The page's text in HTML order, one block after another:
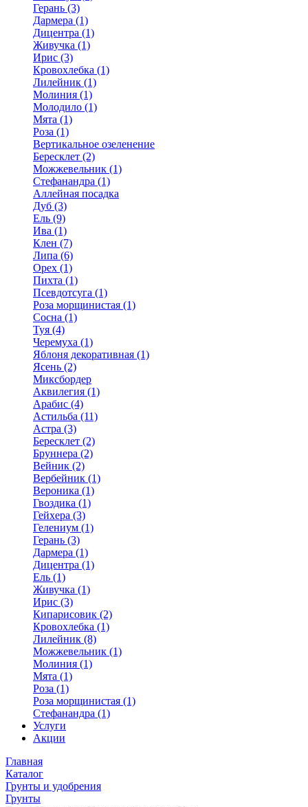
Герань (3)
Дармера (1)
Дицентра (1)
Живучка (1)
Ирис (3)
Кровохлебка (1)
Лилейник (1)
Молиния (1)
Молодило (1)
Мята (1)
Роза (1)
Вертикальное озеленение
Бересклет (2)
Можжевельник (1)
Стефанандра (1)
Аллейная посадка
Дуб (3)
Ель (9)
Ива (1)
Клен (7)
Липа (6)
Орех (1)
Пихта (1)
Псевдотсуга (1)
Роза морщинистая (1)
Сосна (1)
Туя (4)
Черемуха (1)
Яблоня декоративная (1)
Ясень (2)
Миксбордер
Аквилегия (1)
Арабис (4)
Астильба (11)
Астра (3)
Бересклет (2)
Бруннера (2)
Вейник (2)
Вербейник (1)
Вероника (1)
Гвоздика (1)
Гейхера (3)
Гелениум (1)
Герань (3)
Дармера (1)
Дицентра (1)
Ель (1)
Живучка (1)
Ирис (3)
Кипарисовик (2)
Кровохлебка (1)
Лилейник (8)
Можжевельник (1)
Молиния (1)
Мята (1)
Роза (1)
Роза морщинистая (1)
Стефанандра (1)
Услуги
Акции
Главная
Каталог
Грунты и удобрения
Грунты